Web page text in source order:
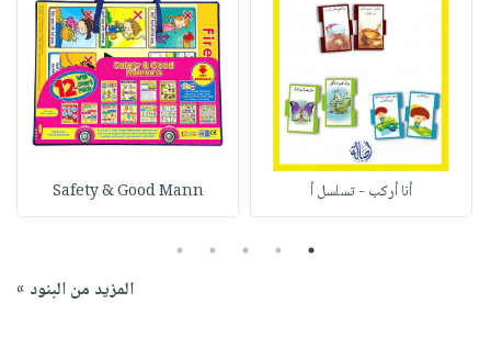
أنا أركب - تسلسل أ Safety & Good Mann
1
2
3
4
5
المزيد من البنود »